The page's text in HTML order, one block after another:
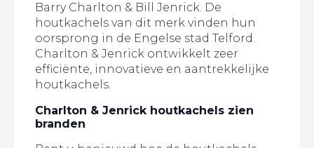
Barry Charlton & Bill Jenrick. De
houtkachels van dit merk vinden hun
oorsprong in de Engelse stad Telford.
Charlton & Jenrick ontwikkelt zeer
efficiënte, innovatieve en aantrekkelijke
houtkachels.
Charlton & Jenrick houtkachels zien
branden